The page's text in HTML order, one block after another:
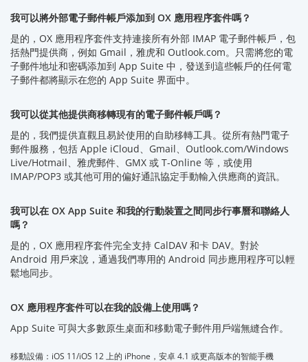
我可以將外部電子郵件帳戶添加到 OX 應用程序套件嗎？
是的，OX 應用程序套件支持連接所有外部 IMAP 電子郵件帳戶，包
括熱門提供商，例如 Gmail，雅虎和 Outlook.com。只需將您的電
子郵件地址和密碼添加到 App Suite 中，發送到這些帳戶的任何電
子郵件都將顯示在您的 App Suite 界面中。
我可以從其他提供商移轉現有的電子郵件帳戶嗎？
是的，我們提供直觀且易於使用的自助移轉工具。從所有熱門電子
郵件服務，包括 Apple iCloud、Gmail、Outlook.com/Windows
Live/Hotmail、雅虎郵件、GMX 或 T-Online 等，或使用
IMAP/POP3 或其他可用的偏好通訊協定手動輸入供應商的資訊。
我可以在 OX App Suite 和我的行動裝置之間同步行事曆和聯絡人
嗎？
是的，OX 應用程序套件完全支持 CalDAV 和卡 DAV。對於
Android 用戶來說，通過我們專用的 Android 同步應用程序可以輕
鬆地同步。
OX 應用程序套件可以在我的設備上使用嗎？
App Suite 可與大多數原生桌面和移動電子郵件用戶端無縫合作。
移動設備：iOS 11/iOS 12 上的 iPhone，安卓 4.1 或更高版本的智能手機